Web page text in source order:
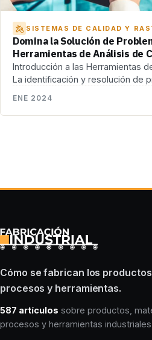
SISTEMAS DE CALIDAD Y
Domina la Solución de
Herramientas de Análisis de
Introducción a las Herramientas
La identificación y resolución de
ENE 2024
Cómo se fabrican los
procesos y herramientas.
587 artículos sobre productos,
procesos y herramientas industriales.